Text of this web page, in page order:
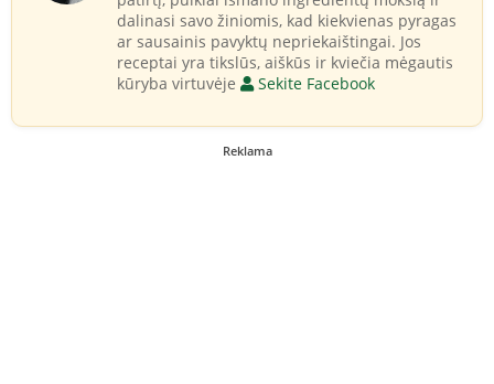
dalinasi savo žiniomis, kad kiekvienas pyragas
ar sausainis pavyktų nepriekaištingai. Jos
receptai yra tikslūs, aiškūs ir kviečia mėgautis
kūryba virtuvėje
Sekite Facebook
Reklama